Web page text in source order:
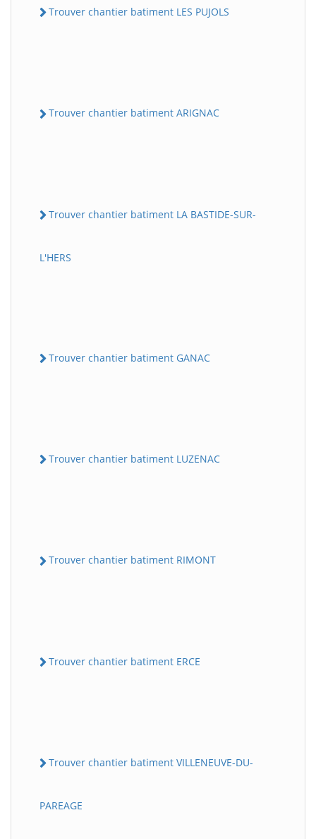
Trouver chantier batiment LES PUJOLS
Trouver chantier batiment ARIGNAC
Trouver chantier batiment LA BASTIDE-SUR-
L'HERS
Trouver chantier batiment GANAC
Trouver chantier batiment LUZENAC
Trouver chantier batiment RIMONT
Trouver chantier batiment ERCE
Trouver chantier batiment VILLENEUVE-DU-
PAREAGE